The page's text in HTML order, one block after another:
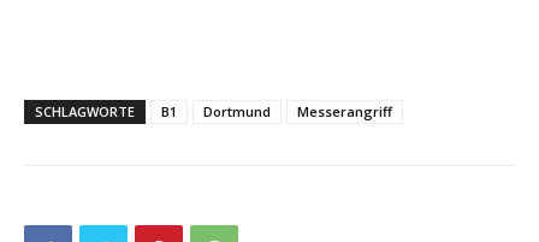
SCHLAGWORTE B1 Dortmund Messerangriff